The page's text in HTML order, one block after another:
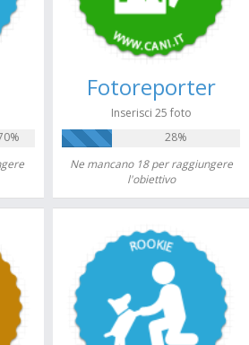
Fotoreporter
Inserisci 25 foto
28%
Ne mancano 18 per raggiungere
l'obiettivo